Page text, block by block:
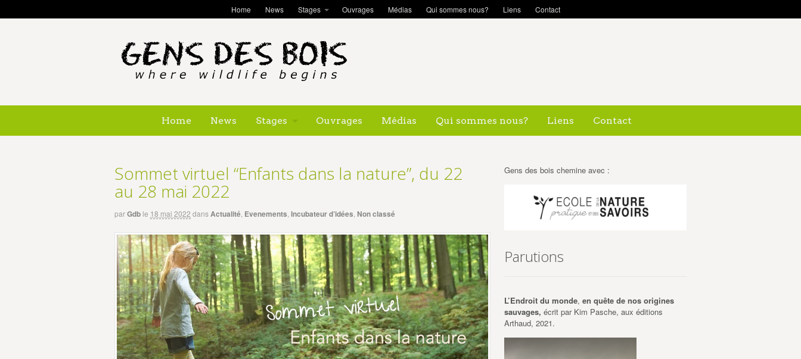
Home News Stages Ouvrages Médias Qui sommes nous? Liens Contact
Home News Stages Ouvrages Médias Qui sommes nous? Liens Contact
Sommet virtuel “Enfants dans la nature”, du 22
au 28 mai 2022
parGdb le 18 mai 2022 dansActualité Evenements Incubateur d’idées Non classé
Gens des bois chemine avec :
Parutions
L’Endroit du monde, en quête de nos origines
sauvages, écrit par Kim Pasche, aux éditions
Arthaud, 2021.